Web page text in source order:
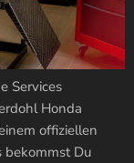
Services
Honda
offiziellen
bekommst Du